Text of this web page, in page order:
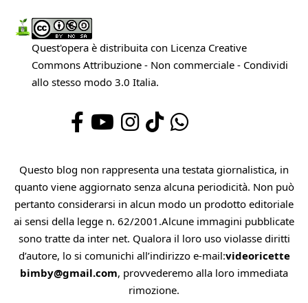
Quest'opera è distribuita con Licenza Creative
Commons Attribuzione - Non commerciale - Condividi
allo stesso modo 3.0 Italia.
Questo blog non rappresenta una testata giornalistica, in
quanto viene aggiornato senza alcuna periodicità. Non può
pertanto considerarsi in alcun modo un prodotto editoriale
ai sensi della legge n. 62/2001.Alcune immagini pubblicate
sono tratte da inter net. Qualora il loro uso violasse diritti
d’autore, lo si comunichi all’indirizzo e-mail:videoricette
bimby@gmail.com, provvederemo alla loro immediata
rimozione.